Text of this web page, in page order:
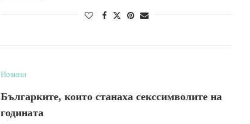
Новини
Българките, които станаха секссимволите на
годината